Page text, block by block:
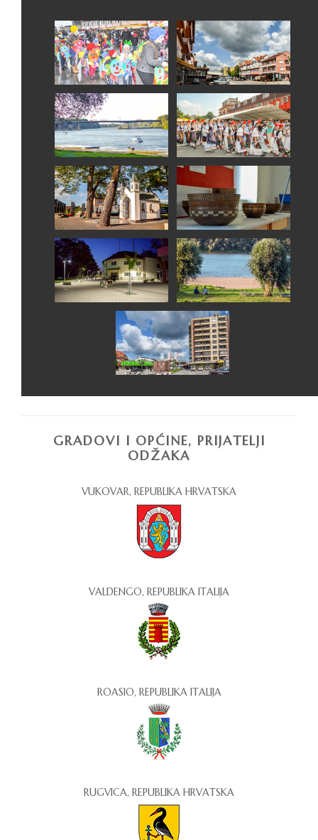
GRADOVI I OPĆINE, PRIJATELJI
ODŽAKA
VUKOVAR, REPUBLIKA HRVATSKA
VALDENGO, REPUBLIKA ITALIJA
ROASIO, REPUBLIKA ITALIJA
RUGVICA, REPUBLIKA HRVATSKA